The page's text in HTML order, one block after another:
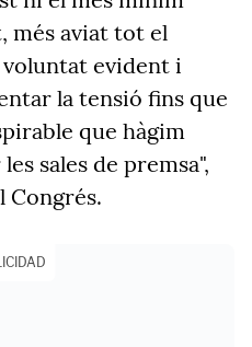
més aviat tot el
evident i
la tensió fins que
que hàgim
sales de premsa",
Congrés.